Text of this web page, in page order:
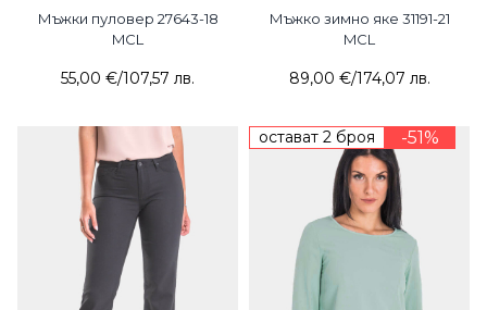
Мъжки пуловер 27643-18
MCL
55,00 €/107,57 лв.
Мъжко зимно яке 31191-21
MCL
89,00 €/174,07 лв.
остават 2 броя -51%